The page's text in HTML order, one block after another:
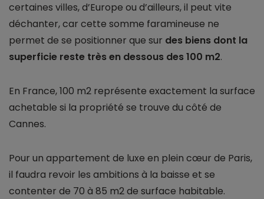
certaines villes, d’Europe ou d’ailleurs, il peut vite
déchanter, car cette somme faramineuse ne
permet de se positionner que sur des biens dont la
superficie reste très en dessous des 100 m2.
En France, 100 m2 représente exactement la surface
achetable si la propriété se trouve du côté de
Cannes.
Pour un appartement de luxe en plein cœur de Paris,
il faudra revoir les ambitions à la baisse et se
contenter de 70 à 85 m2 de surface habitable.